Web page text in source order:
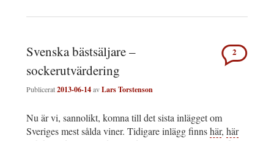
Svenska bästsäljare –
sockerutvärdering
Publicerat2013-06-14avLars Torstenson
2
Nu är vi, sannolikt, komna till det sista inlägget om
Sveriges mest sålda viner. Tidigare inlägg finnshär, här